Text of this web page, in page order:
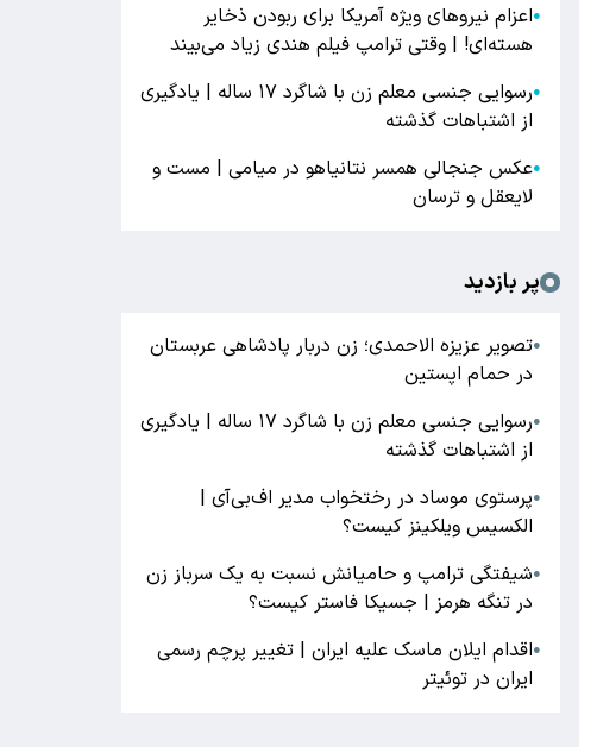
●اعزام نیروهای ویژه آمریکا برای ربودن ذخایر
هسته‌ای! | وقتی ترامپ فیلم هندی زیاد می‌بیند
●
رسوایی جنسی معلم زن با شاگرد ۱۷ ساله | یادگیری
از اشتباهات گذشته
●عکس جنجالی همسر نتانیاهو در میامی | مست و
لایعقل و ترسان
پر بازدید
●تصویر عزیزه الاحمدی؛ زن دربار پادشاهی عربستان
در حمام اپستین
●
رسوایی جنسی معلم زن با شاگرد ۱۷ ساله | یادگیری
از اشتباهات گذشته
●پرستوی موساد در رختخواب مدیر اف‌بی‌آی |
الکسیس ویلکینز کیست؟
●شیفتگی ترامپ و حامیانش نسبت به یک سرباز زن
در تنگه هرمز | جسیکا فاستر کیست؟
●اقدام ایلان ماسک علیه ایران | تغییر پرچم رسمی
ایران در توئیتر